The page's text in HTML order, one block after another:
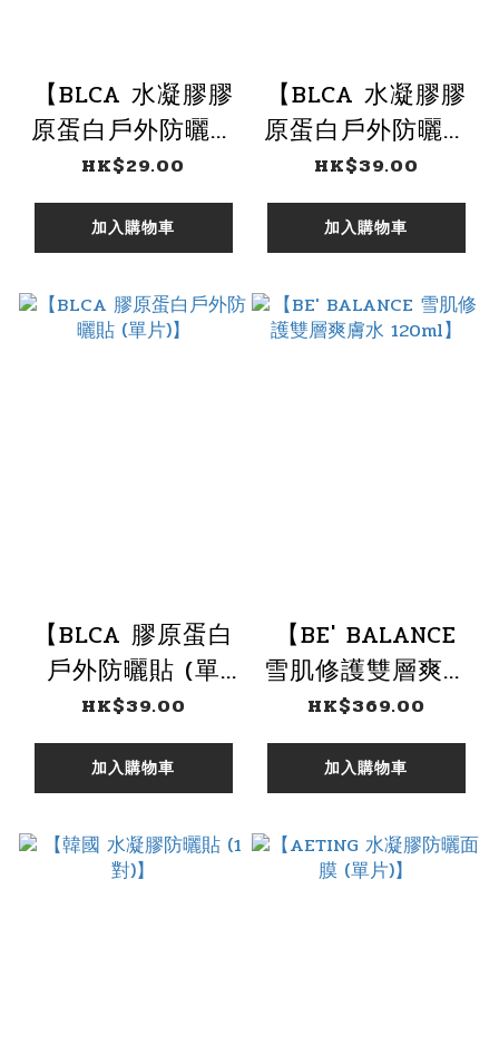
【BLCA 水凝膠膠
原蛋白戶外防曬貼
（面頰） (單片)】
HK$29.00
加入購物車
【BLCA 水凝膠膠
原蛋白戶外防曬貼
(半面） (單片)】
HK$39.00
加入購物車
【BLCA 膠原蛋白
戶外防曬貼 (單
片)】
HK$39.00
加入購物車
【BE' BALANCE
雪肌修護雙層爽膚
水 120ml】
HK$369.00
加入購物車